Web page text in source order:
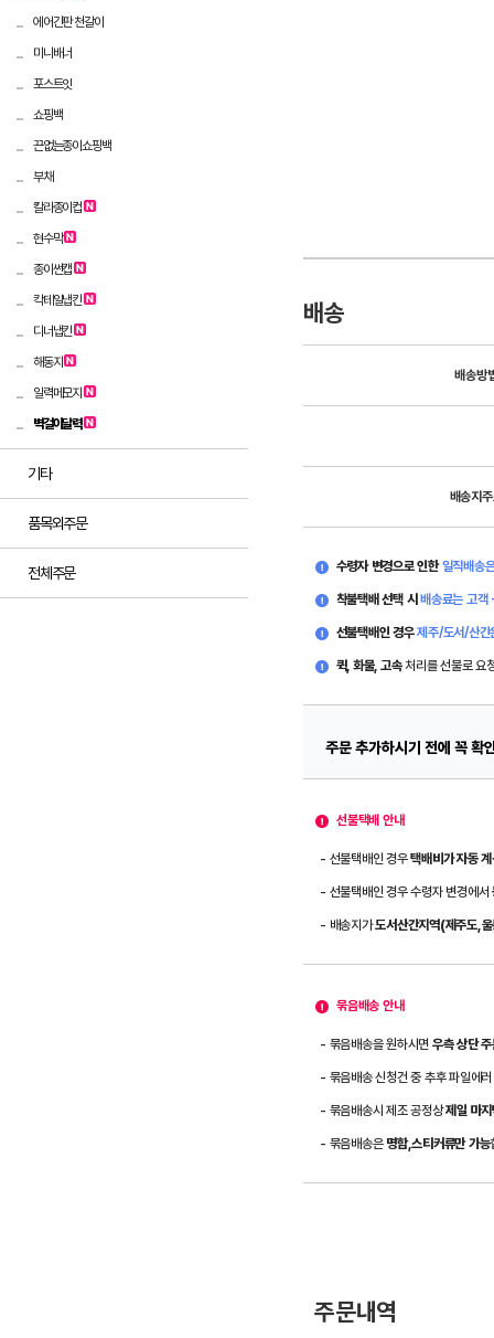
에어간판 천갈이
미니배너
포스트잇
쇼핑백
끈없는종이쇼핑백
부채
칼라종이컵
현수막
종이썬캡
칵테일냅킨
디너냅킨
해동지
일력메모지
벽걸이달력
기타
품목외주문
전체주문
배송
배송방
배송지
수령자 변경으로 인한일직배송
착불택배 선택 시 배송료는 고
선불택배인 경우제주/도서/산간
퀵, 화물, 고속처리를 선불로 요
주문 추가하시기 전에 꼭 확
선불택배 안내
- 선불택배인 경우택배비가 자동
- 선불택배인 경우 수령자 변경에서
- 배송지가도서산간지역(제주도,
묶음배송 안내
- 묶음배송을 원하시면 우측 상단
- 묶음배송 신청건 중 추후 파일에
- 묶음배송시 제조 공정상제일 마
- 묶음배송은 명함,스티커류만 가능